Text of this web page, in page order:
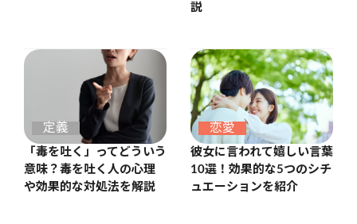
説
定義
「毒を吐く」ってどういう
意味？毒を吐く人の心理
や効果的な対処法を解説
恋愛
彼女に言われて嬉しい言葉
10選！効果的な5つのシチ
ュエーションを紹介